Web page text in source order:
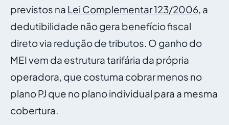
previstos na Lei Complementar 123/2006 , a
dedutibilidade não gera benefício fiscal
direto via redução de tributos. O ganho do
MEI vem da estrutura tarifária da própria
operadora, que costuma cobrar menos no
plano PJ que no plano individual para a mesma
cobertura.